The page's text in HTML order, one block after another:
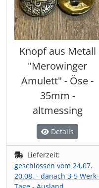
Knopf aus Metall
"Merowinger
Amulett" - Öse -
35mm -
altmessing
Details
Lieferzeit:
geschlossen vom 24.07.
20.08. - danach 3-5 Werk-